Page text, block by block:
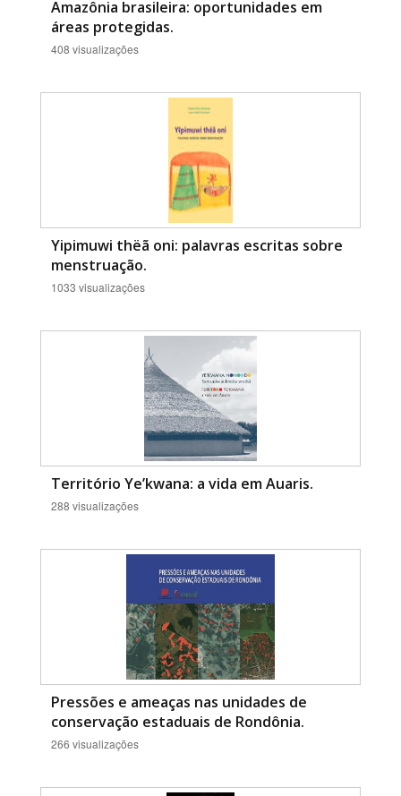
Amazônia brasileira: oportunidades em
áreas protegidas.
408 visualizações
Yipimuwi thëã oni: palavras escritas sobre
menstruação.
1033 visualizações
Território Ye’kwana: a vida em Auaris.
288 visualizações
Pressões e ameaças nas unidades de
conservação estaduais de Rondônia.
266 visualizações